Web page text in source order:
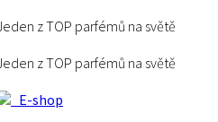
z TOP parfémů na světě
z TOP parfémů na světě
E-shop